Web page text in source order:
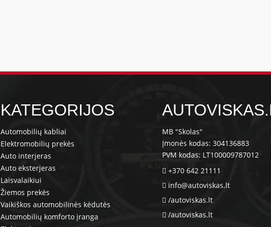
KATEGORIJOS
Automobilių kabliai
Elektromobilių prekės
Auto interjeras
Auto eksterjeras
Laisvalaikiui
Žiemos prekės
Vaikiškos automobilinės kėdutės
Automobilių komforto įranga
MB "Skolas"
Įmonės kodas: 304136883
PVM kodas: LT100009787012
+370 642 21111
info@autoviskas.lt
/autoviskas.lt
/autoviskas.lt